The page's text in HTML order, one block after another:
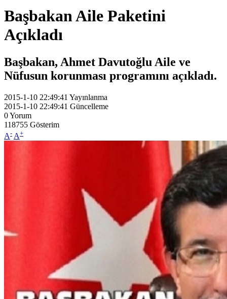
Başbakan Aile Paketini
Açıkladı
Başbakan, Ahmet Davutoğlu Aile ve
Nüfusun korunması programını açıkladı.
2015-1-10 22:49:41 Yayınlanma
2015-1-10 22:49:41 Güncelleme
0Yorum
118755 Gösterim
A- A+